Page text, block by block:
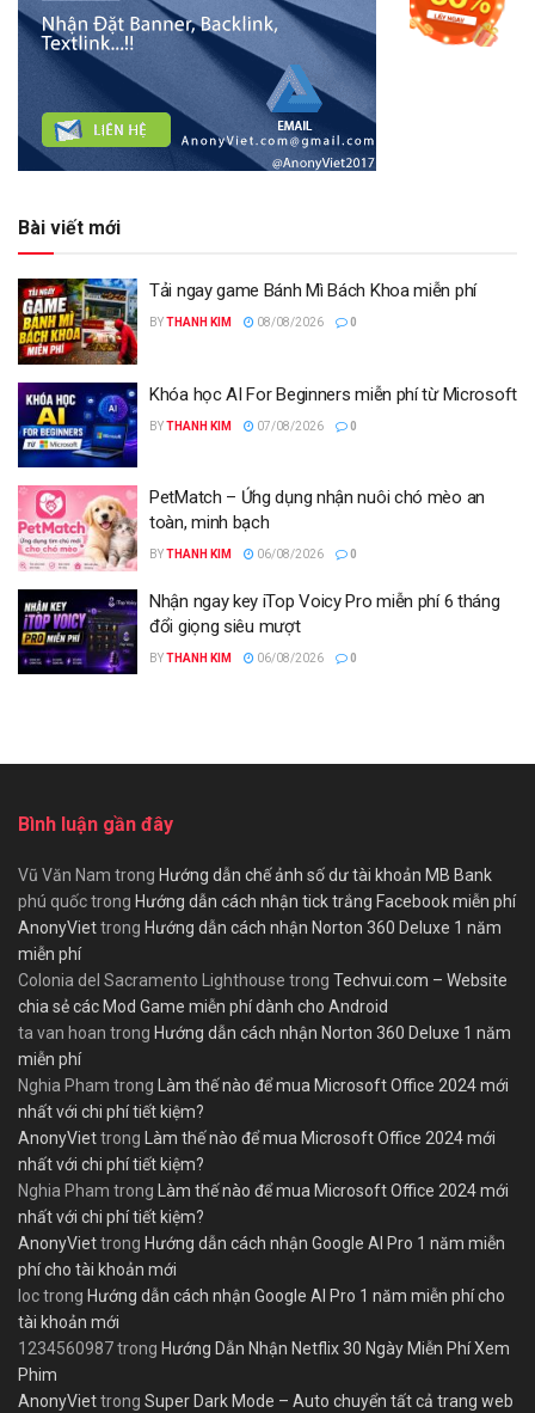
Bài viết mới
Tải ngay game Bánh Mì Bách Khoa miễn phí
BYTHANH KIM 08/08/2026 0
Khóa học AI For Beginners miễn phí từ Microsoft
BYTHANH KIM 07/08/2026 0
PetMatch – Ứng dụng nhận nuôi chó mèo an
toàn, minh bạch
BYTHANH KIM 06/08/2026 0
Nhận ngay key iTop Voicy Pro miễn phí 6 tháng
đổi giọng siêu mượt
BYTHANH KIM 06/08/2026 0
Bình luận gần đây
Vũ Văn Nam trong Hướng dẫn chế ảnh số dư tài khoản MB Bank
phú quốctrong Hướng dẫn cách nhận tick trắng Facebook miễn phí
AnonyViettrong Hướng dẫn cách nhận Norton 360 Deluxe 1 năm
miễn phí
Colonia del Sacramento Lighthouse trong Techvui.com – Website
chia sẻ các Mod Game miễn phí dành cho Android
ta van hoan trong Hướng dẫn cách nhận Norton 360 Deluxe 1 năm
miễn phí
Nghia Pham trong Làm thế nào để mua Microsoft Office 2024 mới
nhất với chi phí tiết kiệm?
AnonyViettrong Làm thế nào để mua Microsoft Office 2024 mới
nhất với chi phí tiết kiệm?
Nghia Pham trong Làm thế nào để mua Microsoft Office 2024 mới
nhất với chi phí tiết kiệm?
AnonyViettrong Hướng dẫn cách nhận Google AI Pro 1 năm miễn
phí cho tài khoản mới
loctrong Hướng dẫn cách nhận Google AI Pro 1 năm miễn phí cho
tài khoản mới
1234560987trong Hướng Dẫn Nhận Netflix 30 Ngày Miễn Phí Xem
Phim
AnonyViettrong Super Dark Mode – Auto chuyển tất cả trang web